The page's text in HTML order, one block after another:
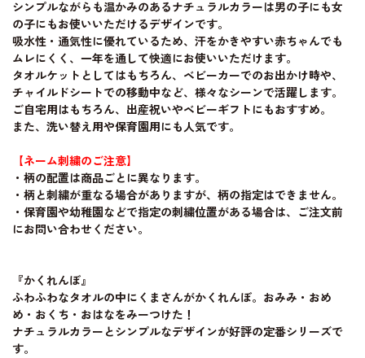
シンプルながらも温かみのあるナチュラルカラーは男の子にも女
の子にもお使いいただけるデザインです。
吸水性・通気性に優れているため、汗をかきやすい赤ちゃんでも
ムレにくく、一年を通して快適にお使いいただけます。
タオルケットとしてはもちろん、ベビーカーでのお出かけ時や、
チャイルドシートでの移動中など、様々なシーンで活躍します。
ご自宅用はもちろん、出産祝いやベビーギフトにもおすすめ。
また、洗い替え用や保育園用にも人気です。
【ネーム刺繍のご注意】
・柄の配置は商品ごとに異なります。
・柄と刺繍が重なる場合がありますが、柄の指定はできません。
・保育園や幼稚園などで指定の刺繍位置がある場合は、ご注文前
にお問い合わせください。
『かくれんぼ』
ふわふわなタオルの中にくまさんがかくれんぼ。おみみ・おめ
め・おくち・おはなをみーつけた！
ナチュラルカラーとシンプルなデザインが好評の定番シリーズで
す。